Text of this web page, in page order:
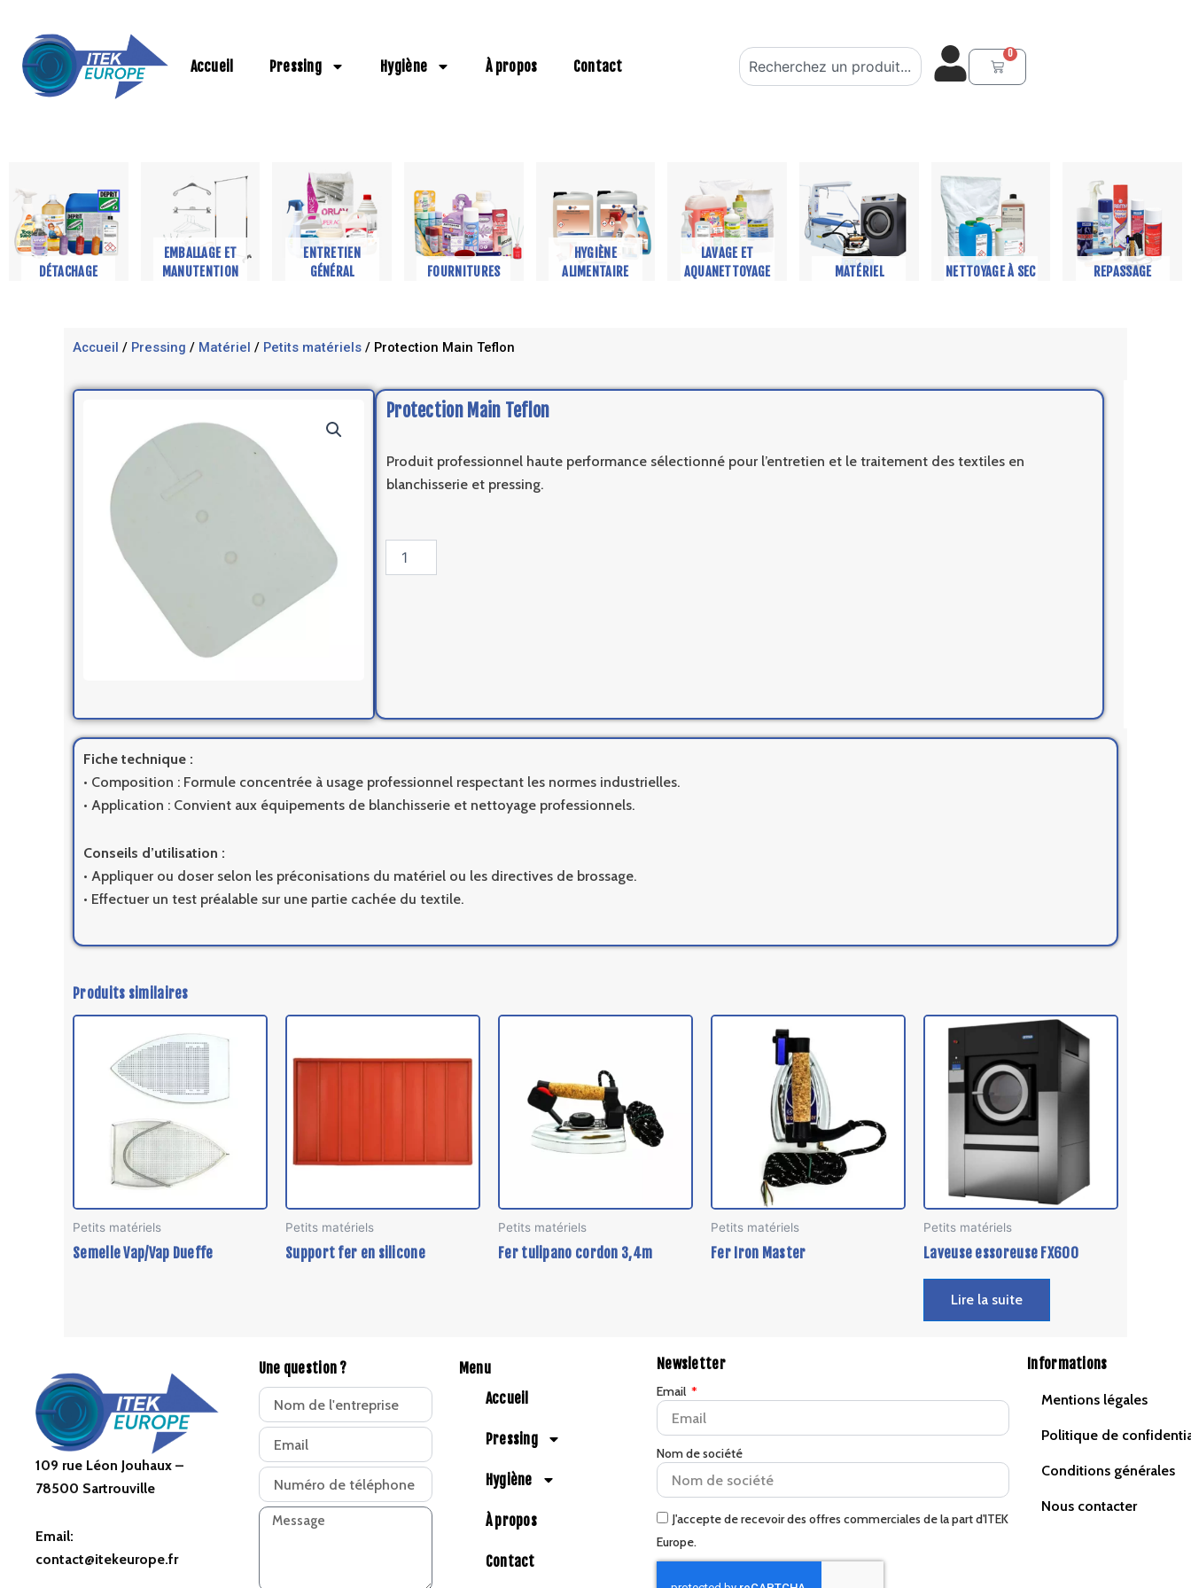
contenu
Accueil Pressing Hygiène À propos Contact
Rechercher 0
Panier
DÉTACHAGE
EMBALLAGE ET
MANUTENTION
ENTRETIEN
GÉNÉRAL
FOURNITURES
HYGIÈNE
ALIMENTAIRE
LAVAGE ET
AQUANETTOYAGE
MATÉRIEL NETTOYAGE À SEC REPASSAGE
Accueil / Pressing / Matériel / Petits matériels / Protection Main Teflon
Protection Main Teflon
Produit professionnel haute performance sélectionné pour l’entretien et le traitement des textiles en
blanchisserie et pressing.
Fiche technique :
• Composition : Formule concentrée à usage professionnel respectant les normes industrielles.
• Application : Convient aux équipements de blanchisserie et nettoyage professionnels.
Conseils d’utilisation :
• Appliquer ou doser selon les préconisations du matériel ou les directives de brossage.
• Effectuer un test préalable sur une partie cachée du textile.
Produits similaires
Petits matériels
Semelle Vap/Vap Dueffe
Petits matériels
Support fer en silicone
Petits matériels
Fer tulipano cordon 3,4m
Petits matériels
Fer Iron Master
Petits matériels
Laveuse essoreuse FX600
Lire la suite
109 rue Léon Jouhaux –
78500 Sartrouville
Email:
contact@itekeurope.fr
Une question ?
Menu
Accueil
Pressing
Hygiène
À propos
Contact
Newsletter
Email
Nom de société
J'accepte de recevoir des offres commerciales de la part d'ITEK
Europe.
Informations
Mentions légales
Politique de
Conditions générales
Nous contacter